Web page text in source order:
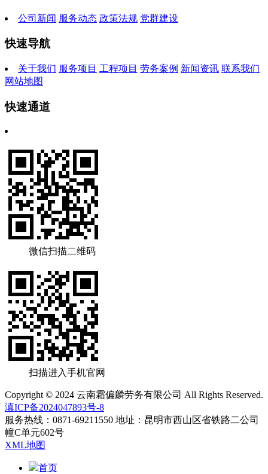
公司新闻 服务动态 政策法规 党群建设
快速导航
关于我们 服务项目 工程项目 劳务案例 新闻资讯 联系我们
网站地图
快速通道
微信扫描二维码
扫描进入手机官网
Copyright © 2024 云南霜偏麟劳务有限公司 All Rights Reserved.
滇ICP备2024047893号-8
服务热线：0871-69211550 地址：昆明市西山区省铁路二公司
幢C单元602号
XML地图
首页